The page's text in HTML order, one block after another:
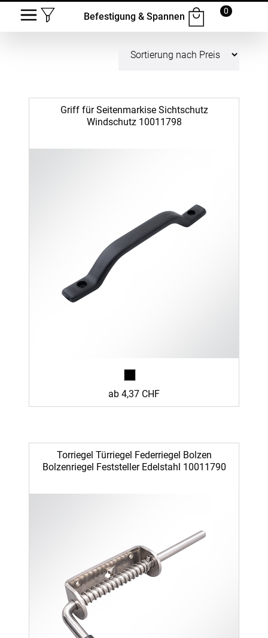
Befestigung & Spannen
0
Griff für Seitenmarkise Sichtschutz
Windschutz 10011798
ab 4,37 CHF
Torriegel Türriegel Federriegel Bolzen
Bolzenriegel Feststeller Edelstahl 10011790